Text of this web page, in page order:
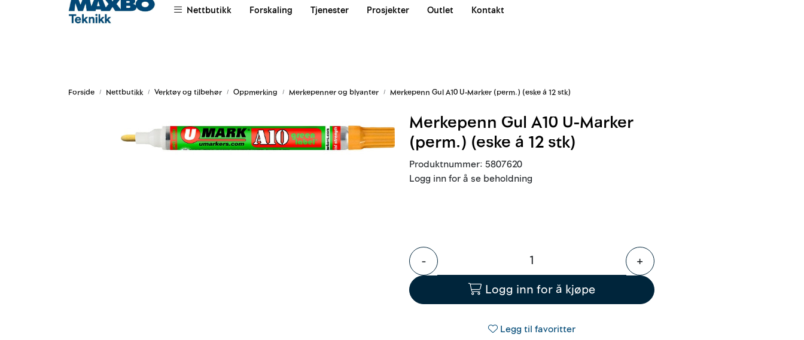
Skip to main content
Om oss | Leievilkår | Våre team
Nettbutikk Forskaling Tjenester Prosjekter Outlet Kontakt
Forside Nettbutikk Verktøy og tilbehør Oppmerking Merkepenner og blyanter Merkepenn Gul A10 U-Marker (perm.) (eske á 12 stk)
Merkepenn Gul A10 U-Marker
(perm.) (eske á 12 stk)
Produktnummer: 5807620
Logg inn for å se beholdning
-
+
Logg inn for å kjøpe
Legg til favoritter